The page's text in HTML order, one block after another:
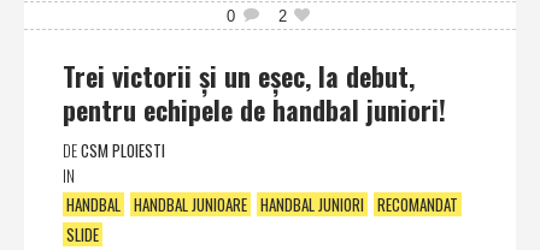
0 2
Trei victorii şi un eşec, la debut,
pentru echipele de handbal juniori!
DECSM PLOIESTI
IN
HANDBAL HANDBAL JUNIOARE HANDBAL JUNIORI RECOMANDAT
SLIDE